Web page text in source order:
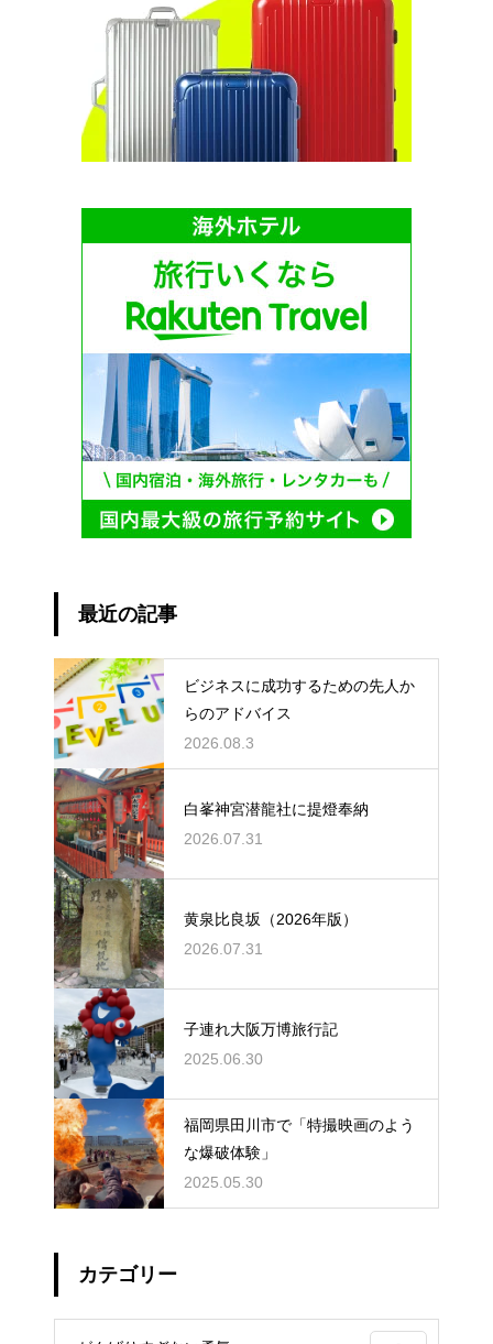
最近の記事
ビジネスに成功するための先人か
らのアドバイス
2026.08.3
白峯神宮潜龍社に提燈奉納
2026.07.31
黄泉比良坂（2026年版）
2026.07.31
子連れ大阪万博旅行記
2025.06.30
福岡県田川市で「特撮映画のよう
な爆破体験」
2025.05.30
カテゴリー